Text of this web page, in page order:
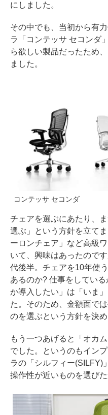
にしました。
その中でも、当初から有
ラ「コンテッサ セコンダ
ら欲しい製品だったため
ました。
コンテッサ セコンダ
チェアを選ぶにあたり、
選ぶ」という方針を立て
ーロンチェア」など高級
いて、興味はあったので
代後半。チェアを10年使
あるのか? 仕事をしてい
か導入したい」は「いま
た。そのため、金額面で
のを選ぶという方針を決め
もう一つあげると「オカ
でした。というのもイン
ラの「シルフィー(SILFY)
操作性が近いものを選びた